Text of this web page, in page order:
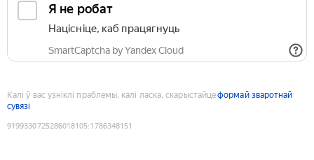
Я не робат
Націсніце, каб працягнуць
SmartCaptcha by Yandex Cloud
Калі ў вас узніклі праблемы, калі ласка, скарыстайцеформай зваротнай
сувязі
9199330725286018105:1786348151